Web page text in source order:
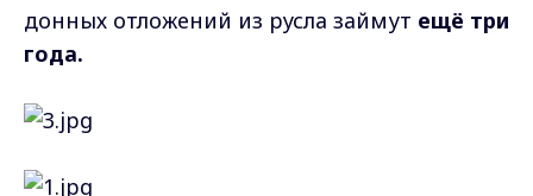
донных отложений из русла займут ещё три
года.